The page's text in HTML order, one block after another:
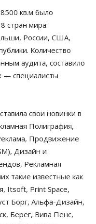
кв.м было
стран мира:
России, США,
Количество
аудита, составило
— специалисты
свои новинки в
Полиграфия,
Продвижение
Дизайн и
Рекламная
такие известные как
Itsoft, Print Space,
Борг, Альфа-Дизайн,
Берег, Вива Пенс,